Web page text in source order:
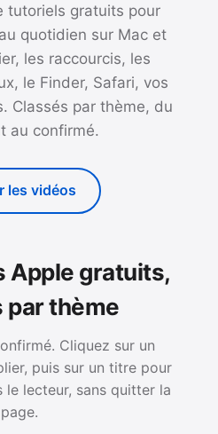
tutoriels gratuits pour
quotidien sur Mac et
les raccourcis, les
le Finder, Safari, vos
Classés par thème, du
au confirmé.
les vidéos
gratuits,
par thème
Cliquez sur un
puis sur un titre pour
le lecteur, sans quitter la
page.